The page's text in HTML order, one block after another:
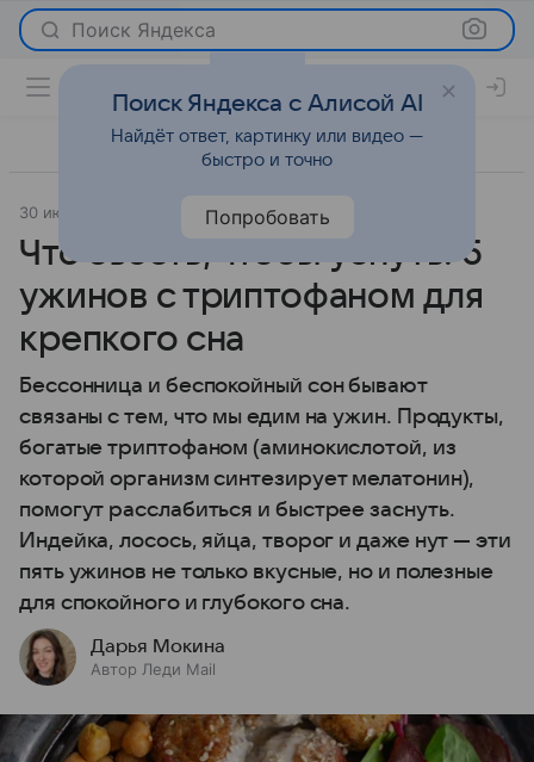
Поиск Яндекса
30 июня 2026 Леди Mail Рецепты
Что съесть, чтобы уснуть: 5
ужинов с триптофаном для
крепкого сна
Бессонница и беспокойный сон бывают
связаны с тем, что мы едим на ужин. Продукты,
богатые триптофаном (аминокислотой, из
которой организм синтезирует мелатонин),
помогут расслабиться и быстрее заснуть.
Индейка, лосось, яйца, творог и даже нут — эти
пять ужинов не только вкусные, но и полезные
для спокойного и глубокого сна.
Дарья Мокина
Автор Леди Mail
Поиск Яндекса с Алисой AI
Найдёт ответ, картинку или видео —
быстро и точно
Попробовать